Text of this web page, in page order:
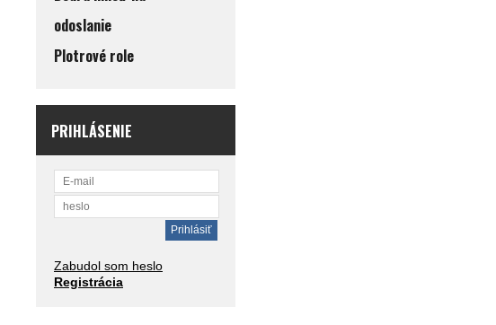
odoslanie
Plotrové role
PRIHLÁSENIE
Zabudol som heslo
Registrácia